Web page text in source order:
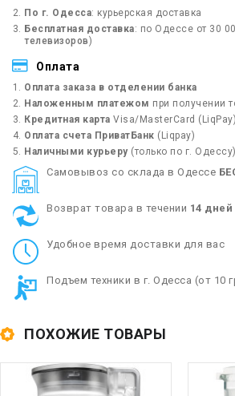
По г. Одесса: курьерская доставка
Бесплатная доставка: по Одессе от 30
телевизоров)
Оплата
Оплата заказа в отделении банка
Наложенным платежом при получении
Кредитная карта Visa/MasterCard (LiqPay)
Оплата счета ПриватБанк (Liqpay)
Наличными курьеру(только по г. Одессу)
Cамовывоз со склада в Одессе
Возврат товара в течении 14 дней
Удобное время доставки для вас
Подъем техники в г. Одесса (от 10
ПОХОЖИЕ ТОВАРЫ